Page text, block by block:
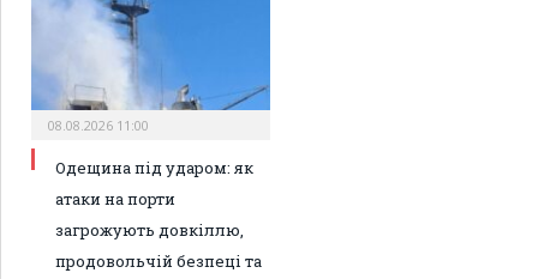
08.08.2026 11:00
Одещина під ударом: як
атаки на порти
загрожують довкіллю,
продовольчій безпеці та